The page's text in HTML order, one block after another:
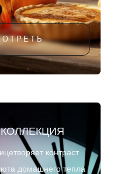
контраст
домашнего тепла